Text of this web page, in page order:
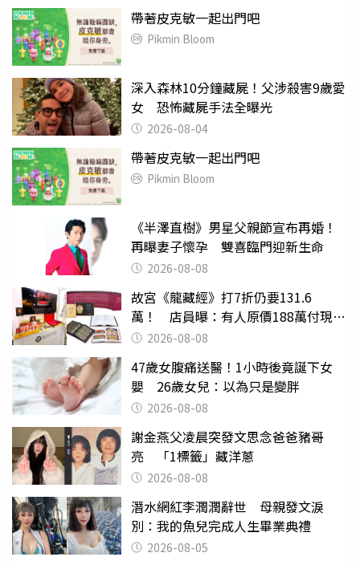
帶著皮克敏一起出門吧
Pikmin Bloom
深入森林10分鐘藏屍！父涉殺害9歲愛
女 恐怖藏屍手法全曝光
2026-08-04
帶著皮克敏一起出門吧
Pikmin Bloom
《半澤直樹》男星父親節宣布再婚！
再曝妻子懷孕 雙喜臨門迎新生命
2026-08-08
故宮《龍藏經》打7折仍要131.6
萬！ 店員曝：有人原價188萬付現購
買 2026-08-08
47歲女腹痛送醫！1小時後竟誕下女
嬰 26歲女兒：以為只是變胖
2026-08-08
謝金燕父凌晨突發文思念爸爸豬哥
亮 「1標籤」藏洋蔥
2026-08-08
潛水網紅李潤潤辭世 母親發文淚
別：我的魚兒完成人生畢業典禮
2026-08-05